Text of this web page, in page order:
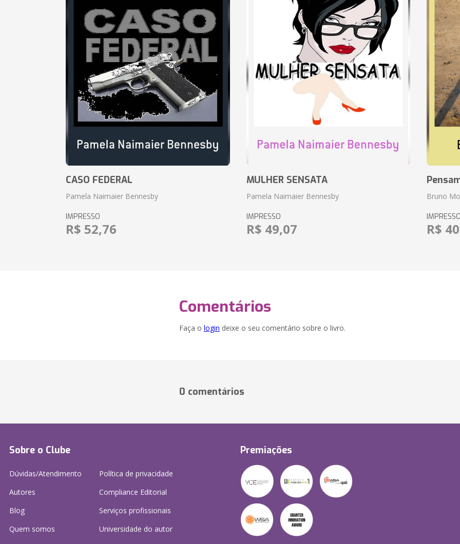
CASO FEDERAL
Pamela Naimaier Bennesby
IMPRESSO
R$ 52,76
MULHER SENSATA
Pamela Naimaier Bennesby
IMPRESSO
R$ 49,07
Bruno
R$
Comentários
Faça o login deixe o seu comentário sobre o livro.
0 comentários
Sobre o Clube
Dúvidas/Atendimento
Autores
Blog
Quem somos
Política de privacidade
Compliance Editorial
Serviços profissionais
Universidade do autor
Premiações